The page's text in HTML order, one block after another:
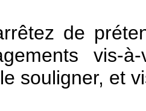
de
vis-
souligner, et